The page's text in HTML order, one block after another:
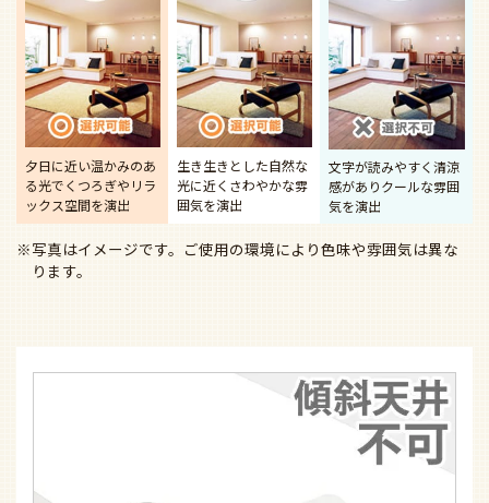
夕日に近い温かみのあ
る光でくつろぎやリラ
ックス空間を演出
生き生きとした自然な
光に近く さわやかな雰
囲気を演出
文字が読みやすく清涼
感がありクールな雰囲
気を演出
※写真はイメージです。ご使用の環境により色味や雰囲気は異な
ります。